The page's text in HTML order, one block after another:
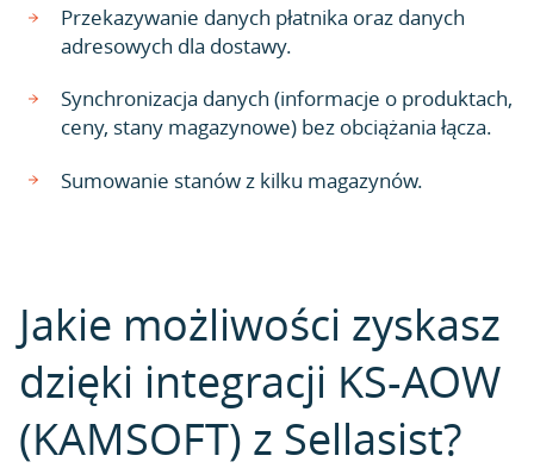
Przekazywanie danych płatnika oraz danych
adresowych dla dostawy.
Synchronizacja danych (informacje o produktach,
ceny, stany magazynowe) bez obciążania łącza.
Sumowanie stanów z kilku magazynów.
Jakie możliwości zyskasz
dzięki integracji KS-AOW
(KAMSOFT) z Sellasist?